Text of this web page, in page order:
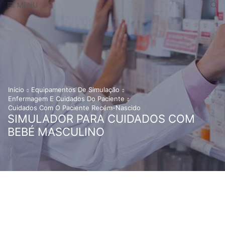
MENU
Início
Equipamentos De Simulação
Enfermagem E Cuidados Do Paciente
Cuidados Com O Paciente Recém-Nascido
SIMULADOR PARA CUIDADOS COM
BEBÉ MASCULINO